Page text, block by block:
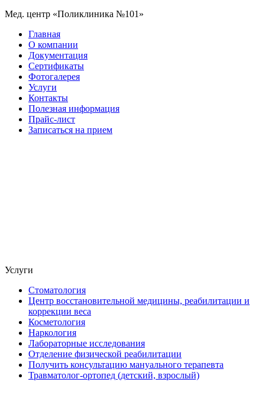
Мед. центр «Поликлиника №101»
Главная
О компании
Документация
Сертификаты
Фотогалерея
Услуги
Контакты
Полезная информация
Прайс-лист
Записаться на прием
Услуги
Стоматология
Центр восстановительной медицины, реабилитации и
коррекции веса
Косметология
Наркология
Лабораторные исследования
Отделение физической реабилитации
Получить консультацию мануального терапевта
Травматолог-ортопед (детский, взрослый)